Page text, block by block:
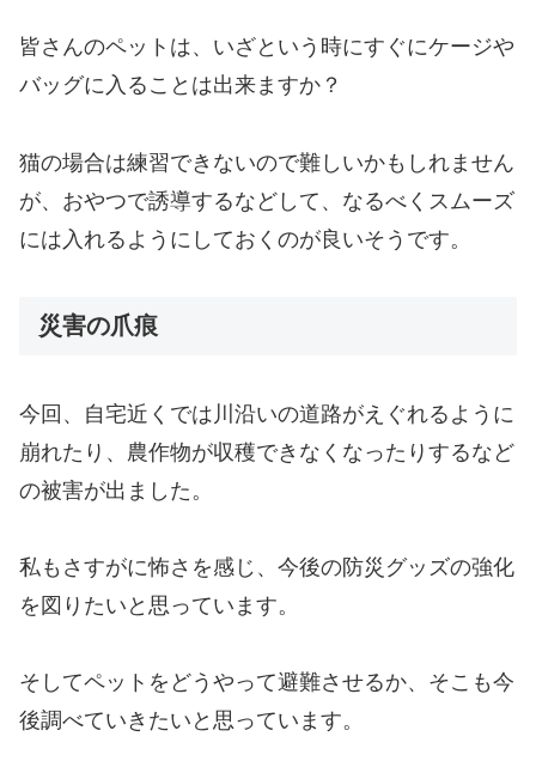
皆さんのペットは、いざという時にすぐにケージや
バッグに入ることは出来ますか？
猫の場合は練習できないので難しいかもしれません
が、おやつで誘導するなどして、なるべくスムーズ
には入れるようにしておくのが良いそうです。
災害の爪痕
今回、自宅近くでは川沿いの道路がえぐれるように
崩れたり、農作物が収穫できなくなったりするなど
の被害が出ました。
私もさすがに怖さを感じ、今後の防災グッズの強化
を図りたいと思っています。
そしてペットをどうやって避難させるか、そこも今
後調べていきたいと思っています。